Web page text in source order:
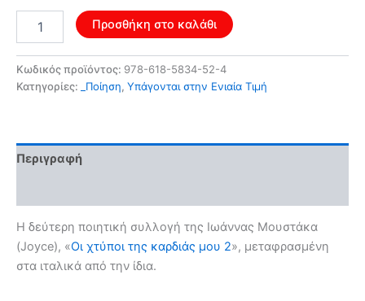
battiti
mio
cuore
Προσθήκη στο καλάθι
Κωδικός προϊόντος: 978-618-5834-52-4
Κατηγορίες:
_Ποίηση, Υπάγονται στην Ενιαία Τιμή
Περιγραφή
Η δεύτερη ποιητική συλλογή της Ιωάννας Μουστάκα
(Joyce), «Oι χτύποι της καρδιάς μου 2», μεταφρασμένη
στα ιταλικά από την ίδια.